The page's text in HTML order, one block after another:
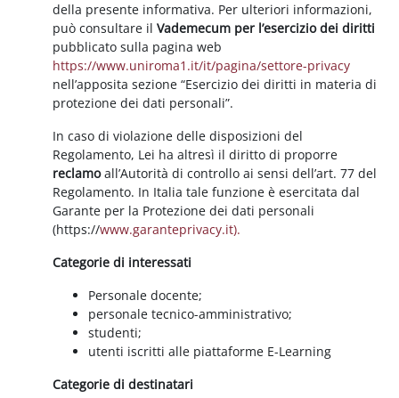
della presente informativa. Per ulteriori informazioni,
può consultare ilVademecum per l’esercizio dei diritti
pubblicato sulla pagina web
https://www.uniroma1.it/it/pagina/settore-privacy
nell’apposita sezione “Esercizio dei diritti in materia di
protezione dei dati personali”.
In caso di violazione delle disposizioni del
Regolamento, Lei ha altresì il diritto di proporre
reclamoall’Autorità di controllo ai sensi dell’art. 77 del
Regolamento. In Italia tale funzione è esercitata dal
Garante per la Protezione dei dati personali
(https://www.garanteprivacy.it).
Categorie di interessati
Personale docente;
personale tecnico-amministrativo;
studenti;
utenti iscritti alle piattaforme E-Learning
Categorie di destinatari